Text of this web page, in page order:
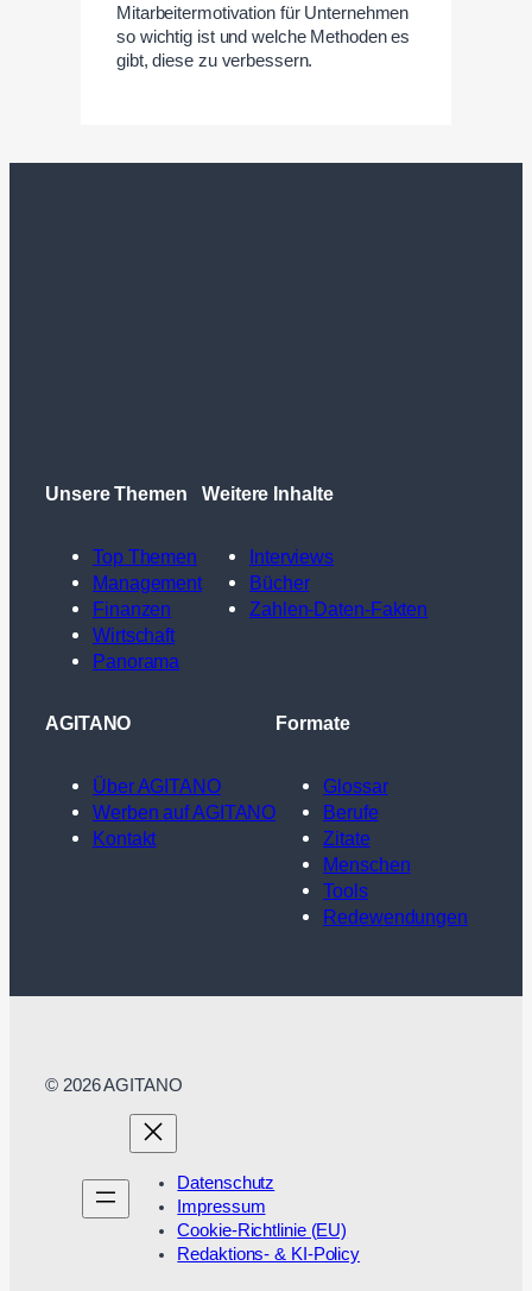
Mitarbeitermotivation für Unternehmen
so wichtig ist und welche Methoden es
gibt, diese zu verbessern.
Unsere Themen
Top Themen
Management
Finanzen
Wirtschaft
Panorama
Weitere Inhalte
Interviews
Bücher
Zahlen-Daten-Fakten
AGITANO
Über AGITANO
Werben auf AGITANO
Kontakt
Formate
Glossar
Berufe
Zitate
Menschen
Tools
Redewendungen
© 2026 AGITANO
Datenschutz
Impressum
Cookie-Richtlinie (EU)
Redaktions- & KI-Policy